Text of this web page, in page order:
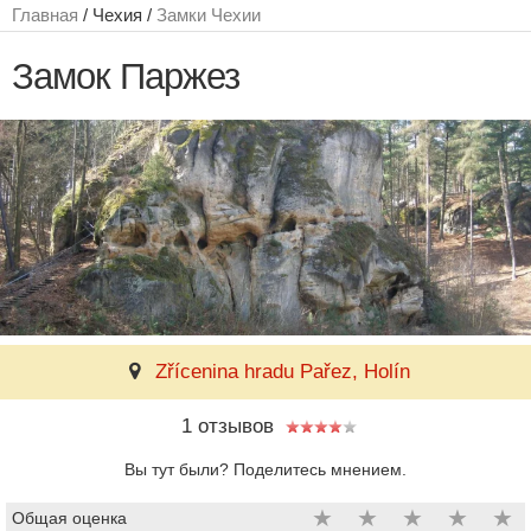
Главная / Чехия / Замки Чехии
Замок Паржез
Zřícenina hradu Pařez, Holín
1 отзывов
Вы тут были? Поделитесь мнением.
Общая оценка ★ ★ ★ ★ ★